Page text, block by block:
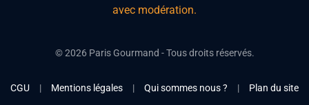
avec modération.
©2026Paris Gourmand - Tous droits réservés.
CGU | Mentions légales | Qui sommes nous ? | Plan du site